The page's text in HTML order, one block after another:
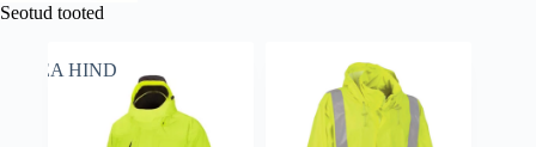
Seotud tooted
HEA HIND